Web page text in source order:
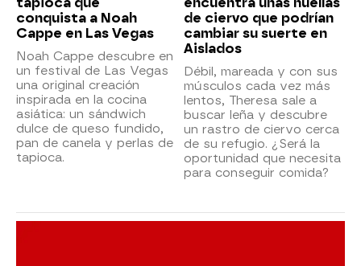
conquista a Noah
Cappe en Las Vegas
Noah Cappe descubre en
un festival de Las Vegas
una original creación
inspirada en la cocina
asiática: un sándwich
dulce de queso fundido,
pan de canela y perlas de
tapioca.
de ciervo que podrían
cambiar su suerte en
Aislados
Débil, mareada y con sus
músculos cada vez más
lentos, Theresa sale a
buscar leña y descubre
un rastro de ciervo cerca
de su refugio. ¿Será la
oportunidad que necesita
para conseguir comida?